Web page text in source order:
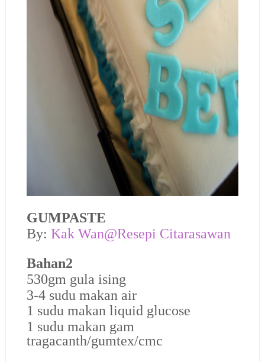
GUMPASTE
By: Kak Wan@Resepi Citarasawan
Bahan2
530gm gula ising
3-4 sudu makan air
1 sudu makan liquid glucose
1 sudu makan gam
tragacanth/gumtex/cmc